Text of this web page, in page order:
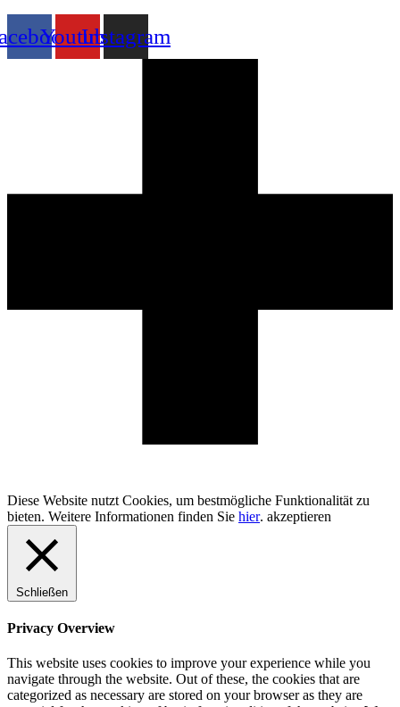
YoutubeInstagram
Diese Website nutzt Cookies, um bestmögliche Funktionalität zu
bieten. Weitere Informationen finden Sie hier. akzeptieren
Schließen
Privacy Overview
This website uses cookies to improve your experience while you
navigate through the website. Out of these, the cookies that are
categorized as necessary are stored on your browser as they are